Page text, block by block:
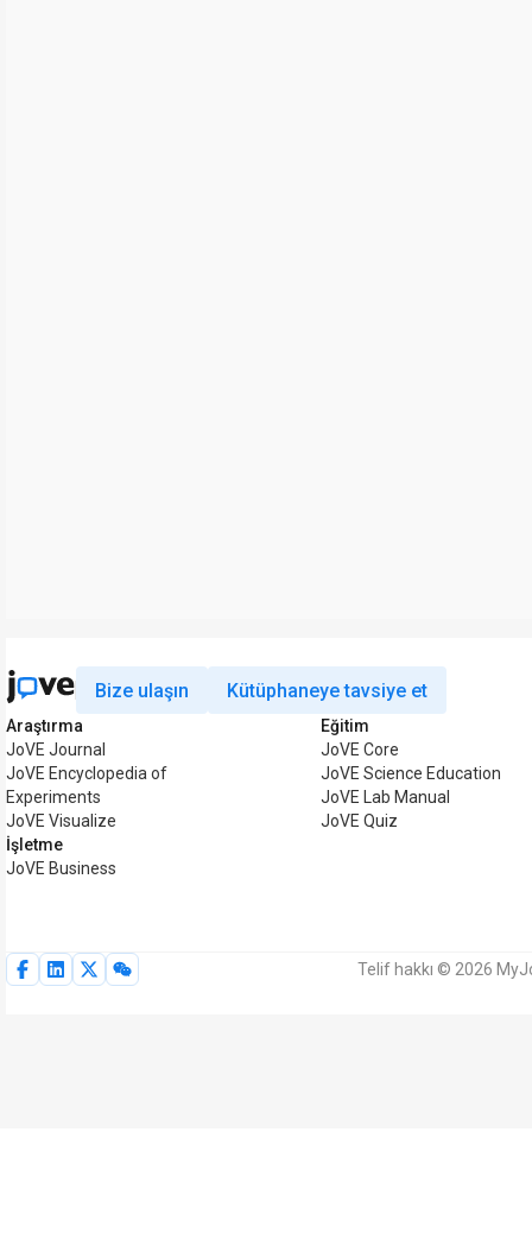
Bize ulaşın Kütüphaneye tavsiye et
Araştırma
JoVE Journal
JoVE Encyclopedia of
Experiments
JoVE Visualize
İşletme
JoVE Business
Eğitim
JoVE Core
JoVE Science Education
JoVE Lab Manual
JoVE Quiz
Telif hakkı © 2026